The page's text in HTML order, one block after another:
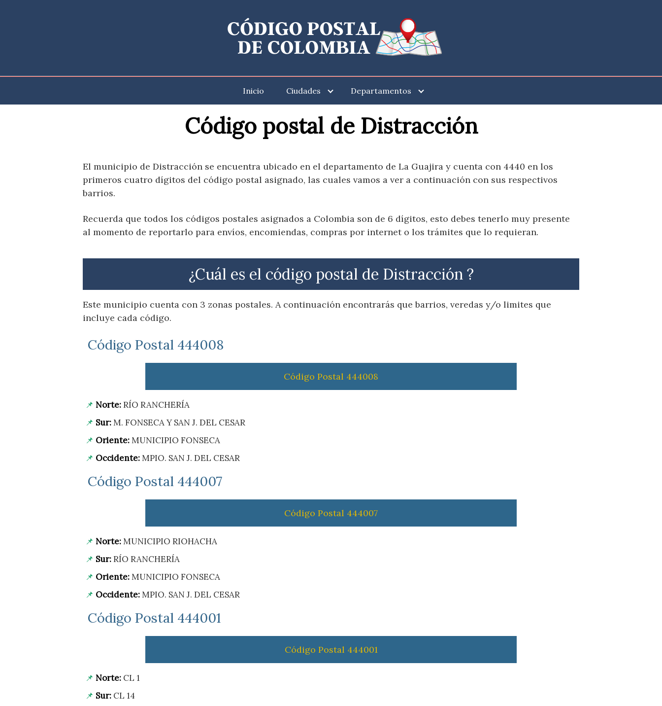
Inicio Ciudades Departamentos
Código postal de Distracción
El municipio de Distracción se encuentra ubicado en el departamento de La Guajira y cuenta con 4440 en los
primeros cuatro dígitos del código postal asignado, las cuales vamos a ver a continuación con sus respectivos
barrios.
Recuerda que todos los códigos postales asignados a Colombia son de 6 dígitos, esto debes tenerlo muy presente
al momento de reportarlo para envíos, encomiendas, compras por internet o los trámites que lo requieran.
¿Cuál es el código postal de Distracción ?
Este municipio cuenta con 3 zonas postales. A continuación encontrarás que barrios, veredas y/o limites que
incluye cada código.
Código Postal 444008
Código Postal 444008
Norte:RÍO RANCHERÍA
Sur:M. FONSECA Y SAN J. DEL CESAR
Oriente:MUNICIPIO FONSECA
Occidente:MPIO. SAN J. DEL CESAR
Código Postal 444007
Código Postal 444007
Norte:MUNICIPIO RIOHACHA
Sur:RÍO RANCHERÍA
Oriente:MUNICIPIO FONSECA
Occidente:MPIO. SAN J. DEL CESAR
Código Postal 444001
Código Postal 444001
Norte: CL 1
Sur: CL 14